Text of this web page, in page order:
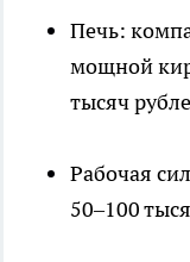
Печь:
мощной
тысяч
Рабочая
50–100